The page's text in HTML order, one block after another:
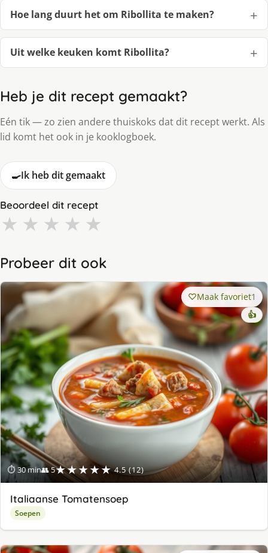
Hoe lang duurt het om Ribollita te maken?
Uit welke keuken komt Ribollita?
Heb je dit recept gemaakt?
Eén tik — zo zien andere thuiskoks dat dit recept werkt. Als
lid komt het ook in je kooklogboek.
🍳Ik heb dit gemaakt
Beoordeel dit recept
★ ★ ★ ★ ★
Probeer dit ook
⏱ 30 min👥 5★★★★★ 4.5 (12)
Maak favoriet1
👍
Italiaanse Tomatensoep
Soepen